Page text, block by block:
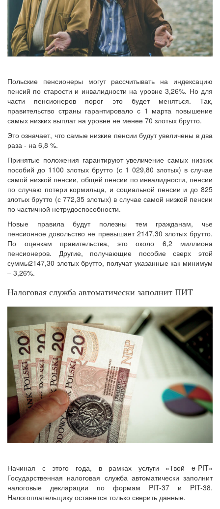
Польские пенсионеры могут рассчитывать на индексацию
пенсий по старости и инвалидности на уровне 3,26%. Но для
части пенсионеров порог это будет меняться. Так,
правительство страны гарантировало с 1 марта повышение
самых низких выплат на уровне не менее 70 злотых брутто.
Это означает, что самые низкие пенсии будут увеличены в два
раза - на 6,8 %.
Принятые положения гарантируют увеличение самых низких
пособий до 1100 злотых брутто (с 1 029,80 злотых) в случае
самой низкой пенсии, общей пенсии по инвалидности, пенсии
по случаю потери кормильца, и социальной пенсии и до 825
злотых брутто (с 772,35 злотых) в случае самой низкой пенсии
по частичной нетрудоспособности.
Новые правила будут полезны тем гражданам, чье
пенсионное довольство не превышает 2147,30 злотых брутто.
По оценкам правительства, это около 6,2 миллиона
пенсионеров. Другие, получающие пособие сверх этой
суммы2147,30 злотых брутто, получат указанные как минимум
– 3,26%.
Налоговая служба автоматически заполнит ПИТ
Начиная с этого года, в рамках услуги «Твой e-PIT»
Государственная налоговая служба автоматически заполнит
налоговые декларации по формам PIT-37 и PIT-38.
Налогоплательщику останется только сверить данные.